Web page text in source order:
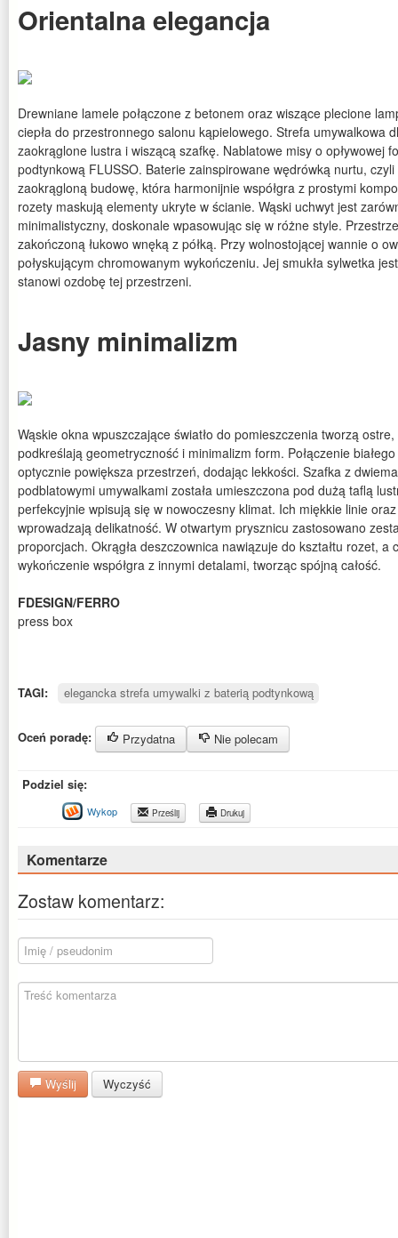
Orientalna elegancja
Drewniane lamele połączone z betonem oraz wiszące plecione
ciepła do przestronnego salonu kąpielowego. Strefa umywalkowa
zaokrąglone lustra i wiszącą szafkę. Nablatowe misy o opływowej
podtynkową FLUSSO. Baterie zainspirowane wędrówką nurtu, czyli
zaokrągloną budowę, która harmonijnie współgra z prostymi
rozety maskują elementy ukryte w ścianie. Wąski uchwyt jest
minimalistyczny, doskonale wpasowując się w różne style.
zakończoną łukowo wnęką z półką. Przy wolnostojącej wannie o
połyskującym chromowanym wykończeniu. Jej smukła sylwetka
stanowi ozdobę tej przestrzeni.
Jasny minimalizm
Wąskie okna wpuszczające światło do pomieszczenia tworzą
podkreślają geometryczność i minimalizm form. Połączenie
optycznie powiększa przestrzeń, dodając lekkości. Szafka z
podblatowymi umywalkami została umieszczona pod dużą taflą
perfekcyjnie wpisują się w nowoczesny klimat. Ich miękkie linie
wprowadzają delikatność. W otwartym prysznicu zastosowano
proporcjach. Okrągła deszczownica nawiązuje do kształtu rozet, a
wykończenie współgra z innymi detalami, tworząc spójną całość.
FDESIGN/FERRO
press box
TAGI: elegancka strefa umywalki z baterią podtynkową
Oceń poradę: Przydatna Nie polecam
Podziel się:
Wykop Prześlij Drukuj
Komentarze
Zostaw komentarz:
Wyślij Wyczyść